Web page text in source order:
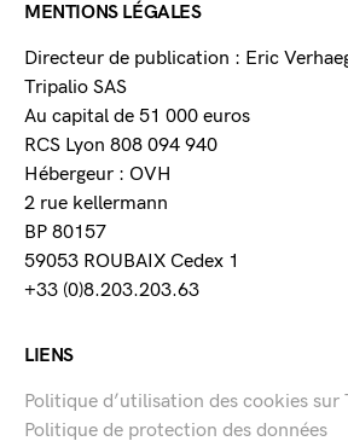
MENTIONS LÉGALES
Directeur de publication : Eric
Tripalio SAS
Au capital de 51 000 euros
RCS Lyon 808 094 940
Hébergeur : OVH
2 rue kellermann
BP 80157
59053 ROUBAIX Cedex 1
+33 (0)8.203.203.63
LIENS
Politique d’utilisation des cookies sur
Politique de protection des données